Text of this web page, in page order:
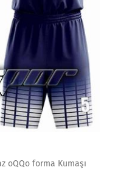
oQQo forma Kumaşı